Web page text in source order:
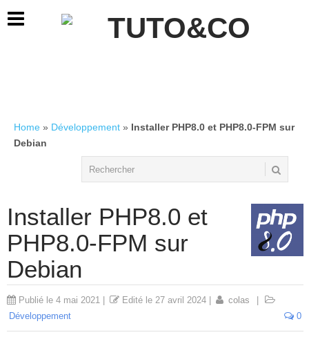
Home » Développement » Installer PHP8.0 et PHP8.0-FPM sur
Debian
Installer PHP8.0 et
PHP8.0-FPM sur
Debian
Publié le 4 mai 2021 Edité le 27 avril 2024 colas
Développement
0